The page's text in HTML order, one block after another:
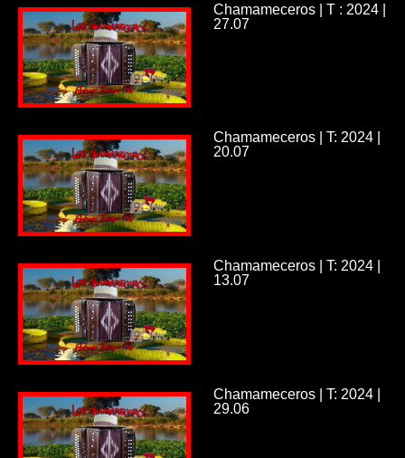
Chamameceros | T : 2024 |
27.07
Chamameceros | T: 2024 |
20.07
Chamameceros | T: 2024 |
13.07
Chamameceros | T: 2024 |
29.06